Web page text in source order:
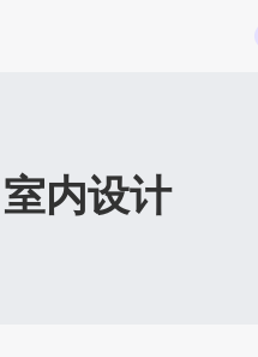
室内设计